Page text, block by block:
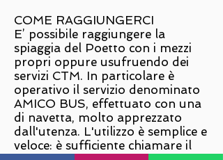
COME RAGGIUNGERCI
E’ possibile raggiungere la
spiaggia del Poetto con i mezzi
propri oppure usufruendo dei
servizi CTM. In particolare è
operativo il servizio denominato
AMICO BUS, effettuato con una
di navetta, molto apprezzato
dall'utenza. L'utilizzo è semplice e
veloce: è sufficiente chiamare il